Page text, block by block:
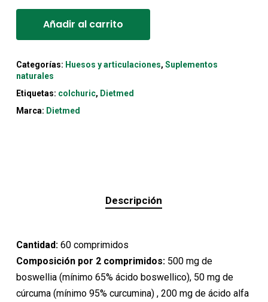
24,65€. 22,20€.
Añadir al carrito
Categorías: Huesos y articulaciones, Suplementos
naturales
Etiquetas: colchuric, Dietmed
Marca: Dietmed
Descripción
Cantidad: 60 comprimidos
Composición por 2 comprimidos: 500 mg de
boswellia (mínimo 65% ácido boswellico), 50 mg de
cúrcuma (mínimo 95% curcumina) , 200 mg de ácido alfa